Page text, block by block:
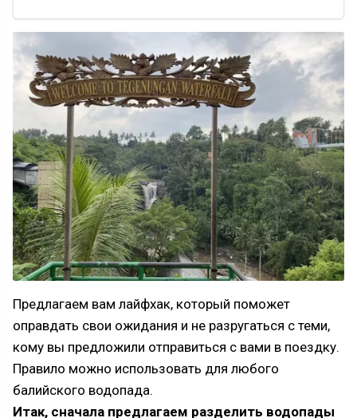
Предлагаем вам лайфхак, который поможет
оправдать свои ожидания и не разругаться с теми,
кому вы предложили отправиться с вами в поездку.
Правило можно использовать для любого
балийского водопада.
Итак, сначала предлагаем разделить водопады